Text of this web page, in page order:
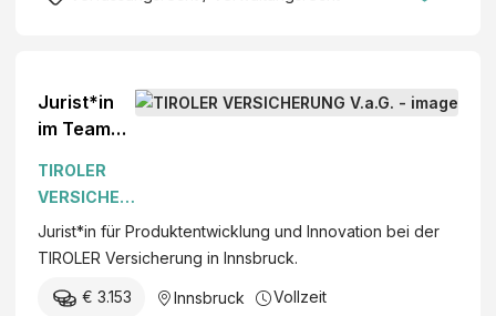
Jurist*in
im Team
wicklung &
Innovation
in
Innsbruck
TIROLER
VERSICHER
UNG V.a.G.
Jurist*in für Produktentwicklung und Innovation bei der
TIROLER Versicherung in Innsbruck.
€ 3.153 Innsbruck Vollzeit